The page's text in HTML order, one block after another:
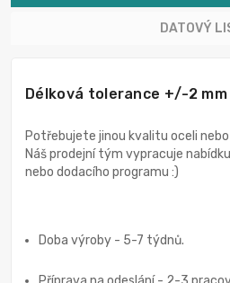
DATOVÝ
Délková tolerance +/-2 mm
Potřebujete jinou kvalitu oceli
Náš prodejní tým vypracuje
nebo dodacího programu :)
Doba výroby - 5-7 týdnů.